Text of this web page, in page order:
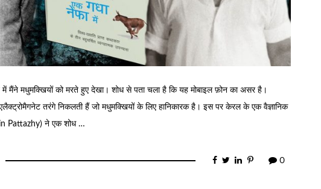
में मैंने मधुमक्खियों को मरते हुए देखा। शोध से पता चला है कि यह मोबाइल फ़ोन का असर है।
तरंगे निकलती हैं जो मधुमक्खियों के लिए हानिकारक है। इस पर केरल के एक वैज्ञानिक
Pattazhy) ने एक शोध …
0